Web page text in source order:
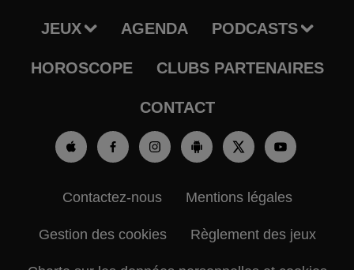
JEUX AGENDA PODCASTS
HOROSCOPE CLUBS PARTENAIRES
CONTACT
Contactez-nous Mentions légales
Gestion des cookies Règlement des jeux